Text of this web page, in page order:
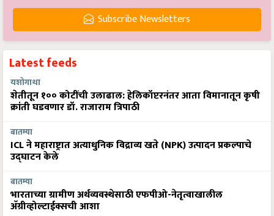
Subscribe Newsletters
Latest feeds
यशोगाथा
शेतीतून १०० कोटींची उलाढाल: हेलिकॉप्टरनंतर आता विमानातून कृषी
क्रांती घडवणार डॉ. राजाराम त्रिपाठी
बातम्या
ICL ने महाराष्ट्रात अत्याधुनिक विद्राव्य खते (NPK) उत्पादन प्रकल्पाचे
उद्घाटन केले
बातम्या
भारताच्या ग्रामीण अर्थव्यवस्थेसाठी एफपीओ-नेतृत्वाखालील
अ‍ॅग्रीव्होल्टाईक्सची आशा